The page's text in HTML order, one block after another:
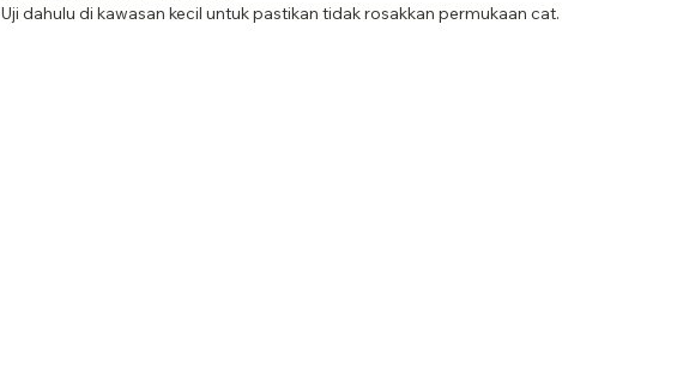
Uji dahulu di kawasan kecil untuk pastikan tidak rosakkan permukaan cat.